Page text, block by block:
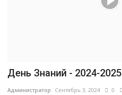
День Знаний - 2024-2025
Администратор Сентябрь 3, 2024 0